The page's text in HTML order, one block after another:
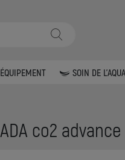
ÉQUIPEMENT SOIN DE
ADA co2